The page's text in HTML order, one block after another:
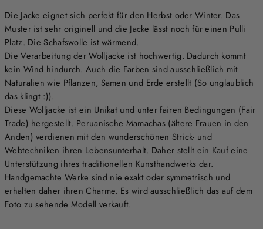
Die Jacke eignet sich perfekt für den Herbst oder Winter. Das
Muster ist sehr originell und die Jacke lässt noch für einen Pulli
Platz. Die Schafswolle ist wärmend.
Die Verarbeitung der Wolljacke ist hochwertig. Dadurch kommt
kein Wind hindurch. Auch die Farben sind ausschließlich mit
Naturalien wie Pflanzen, Samen und Erde erstellt (So unglaublich
das klingt :)).
Diese Wolljacke ist ein Unikat und unter fairen Bedingungen (Fair
Trade) hergestellt. Peruanische Mamachas (ältere Frauen in den
Anden) verdienen mit den wunderschönen Strick- und
Webtechniken ihren Lebensunterhalt. Daher stellt ein Kauf eine
Unterstützung ihres traditionellen Kunsthandwerks dar.
Handgemachte Werke sind nie exakt oder symmetrisch und
erhalten daher ihren Charme. Es wird ausschließlich das auf dem
Foto zu sehende Modell verkauft.